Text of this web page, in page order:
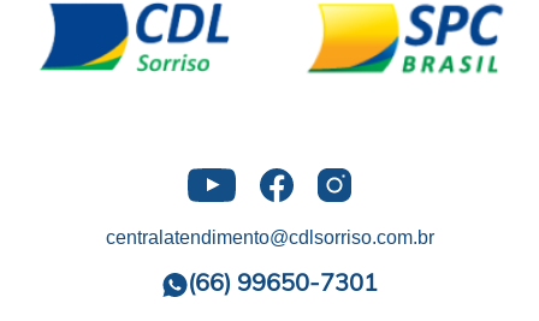
centralatendimento@cdlsorriso.com.br
(66) 99650-7301